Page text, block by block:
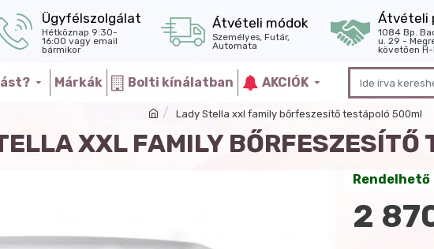
Ügyfélszolgálat
Hétköznap 9:30-
16:00 vagy email
bármikor
Átvételi módok
Személyes, Futár,
Automata
Átvételi
1084 Bp.
u. 29 -
követően H-
Márkák Bolti kínálatban AKCIÓK
Lady Stella xxl family bőrfeszesítő testápoló 500ml
XXL FAMILY
Rendelhető
2